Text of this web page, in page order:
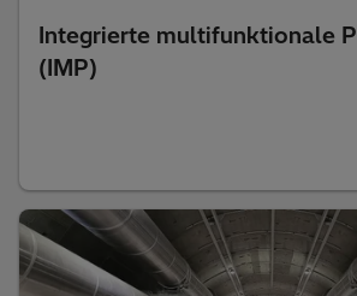
Integrierte multifunktionale
(IMP)